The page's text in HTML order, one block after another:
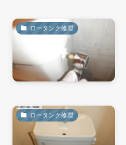
ロータンク修理
ロータンク修理